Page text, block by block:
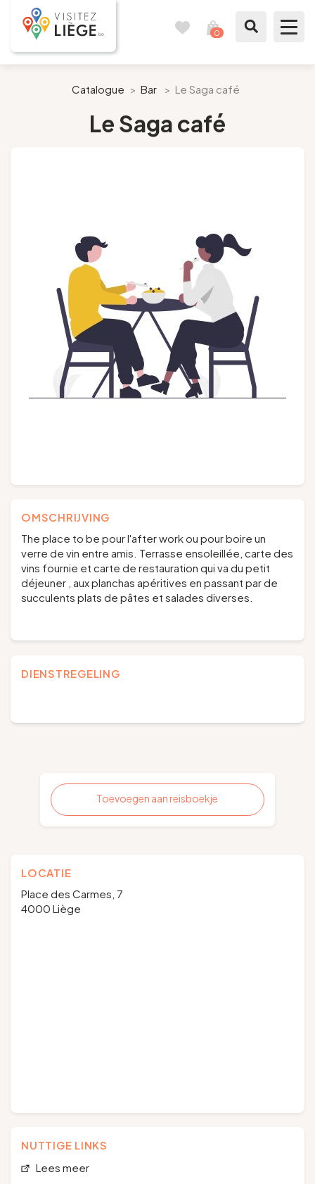
0
Volg ons
Groepen en touroperators
FR EN NL DE
Catalogue > Bar > Le Saga café
Le Saga café
OMSCHRIJVING
The place to be pour l'after work ou pour boire un
verre de vin entre amis. Terrasse ensoleillée, carte des
vins fournie et carte de restauration qui va du petit
déjeuner , aux planchas apéritives en passant par de
succulents plats de pâtes et salades diverses.
DIENSTREGELING
Toevoegen aan reisboekje
LOCATIE
Place des Carmes, 7
4000 Liège
NUTTIGE LINKS
Lees meer